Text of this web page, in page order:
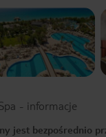
- informacje
jest bezpośrednio